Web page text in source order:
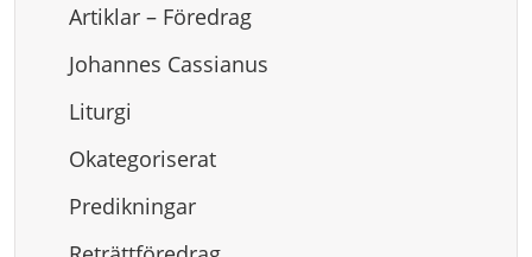
Artiklar – Föredrag
Johannes Cassianus
Liturgi
Okategoriserat
Predikningar